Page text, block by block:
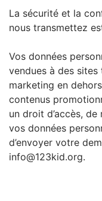
La sécurité et la
nous transmettez
Vos données
vendues à des
marketing en
contenus
un droit d’accès,
vos données
d’envoyer votre
info@123kid.org.